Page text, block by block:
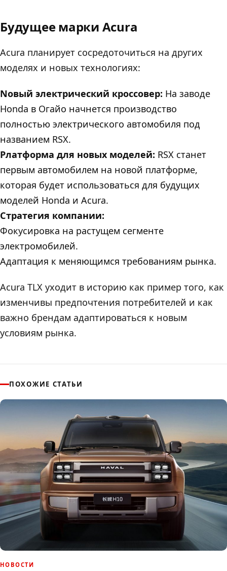
Будущее марки Acura
Acurа планирует сосредоточиться на других
моделях и новых технологиях:
Nовый электрический кроссовер: На заводе
Honda в Огайо начнется производство
полностью электрического автомобиля под
названием RSX.
Pлатформа для новых моделей: RSX станет
первым автомобилем на новой платформе,
которая будет использоваться для будущих
моделей Honda и Acura.
Стратегия компании:
Фокусировка на растущем сегменте
электромобилей.
Адаптация к меняющимся требованиям рынка.
Acura TLX уходит в историю как пример того, как
изменчивы предпочтения потребителей и как
важно брендам адаптироваться к новым
условиям рынка.
ПОХОЖИЕ СТАТЬИ
НОВОСТИ